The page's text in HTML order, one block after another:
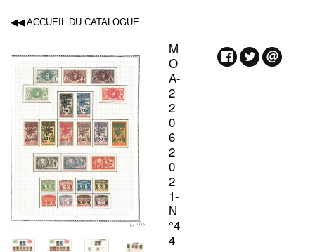
◀◀ ACCUEIL DU CATALOGUE
M
O
A-
2
2
0
6
2
0
2
1-
N
°4
4